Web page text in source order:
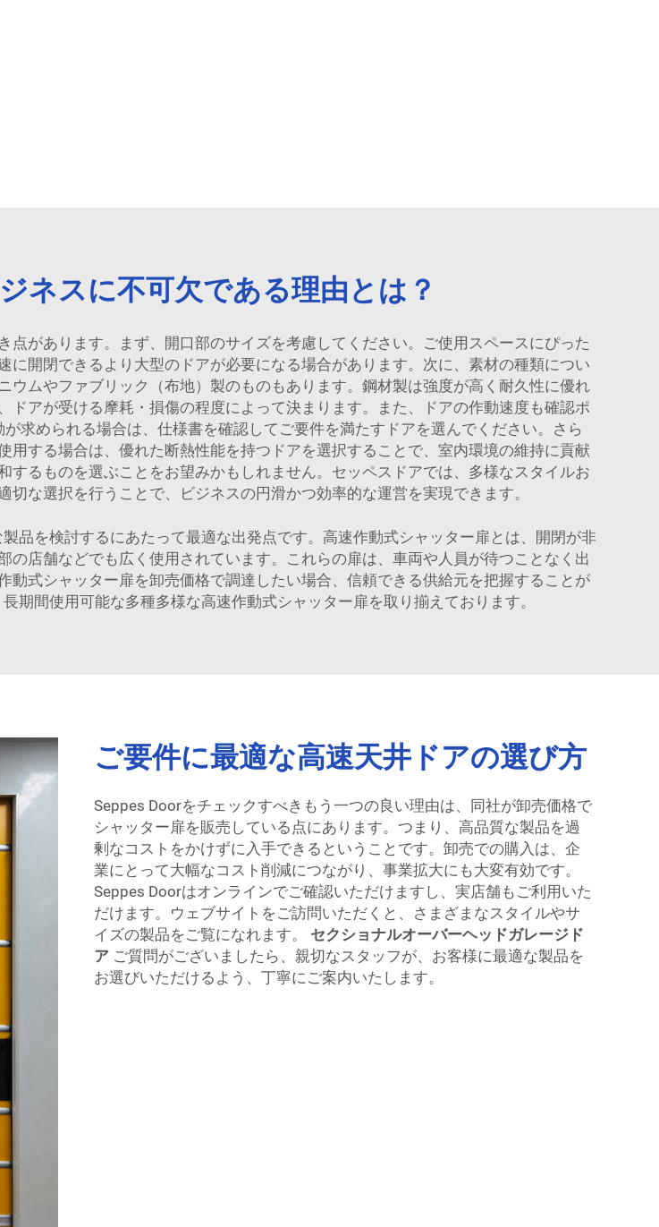
ネスに不可欠である理由とは？
があります。まず、開口部のサイズを考慮してください。ご使用スペースにぴった
開閉できるより大型のドアが必要になる場合があります。次に、素材の種類につい
ムやファブリック（布地）製のものもあります。鋼材製は強度が高く耐久性に優れ
アが受ける摩耗・損傷の程度によって決まります。また、ドアの作動速度も確認ポ
求められる場合は、仕様書を確認してご要件を満たすドアを選んでください。さら
する場合は、優れた断熱性能を持つドアを選択することで、室内環境の維持に貢献
るものを選ぶことをお望みかもしれません。セッペスドアでは、多様なスタイルお
な選択を行うことで、ビジネスの円滑かつ効率的な運営を実現できます。
品を検討するにあたって最適な出発点です。高速作動式シャッター扉とは、開閉が非
店舗などでも広く使用されています。これらの扉は、車両や人員が待つことなく出
式シャッター扉を卸売価格で調達したい場合、信頼できる供給元を把握することが
期間使用可能な多種多様な高速作動式シャッター扉を取り揃えております。
ご要件に最適な高速天井ドアの選び方
Seppes Doorをチェックすべきもう一つの良い理由は、同社が卸売価格で
シャッター扉を販売している点にあります。つまり、高品質な製品を過
剰なコストをかけずに入手できるということです。卸売での購入は、企
業にとって大幅なコスト削減につながり、事業拡大にも大変有効です。
Seppes Doorはオンラインでご確認いただけますし、実店舗もご利用いた
だけます。ウェブサイトをご訪問いただくと、さまざまなスタイルやサ
イズの製品をご覧になれます。 セクショナルオーバーヘッドガレージド
ア ご質問がございましたら、親切なスタッフが、お客様に最適な製品を
お選びいただけるよう、丁寧にご案内いたします。